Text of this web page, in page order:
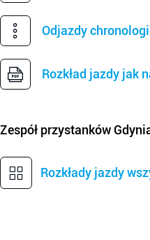
Odjazdy
Rozkład jazdy jak
Zespół przystanków
Rozkłady jazdy